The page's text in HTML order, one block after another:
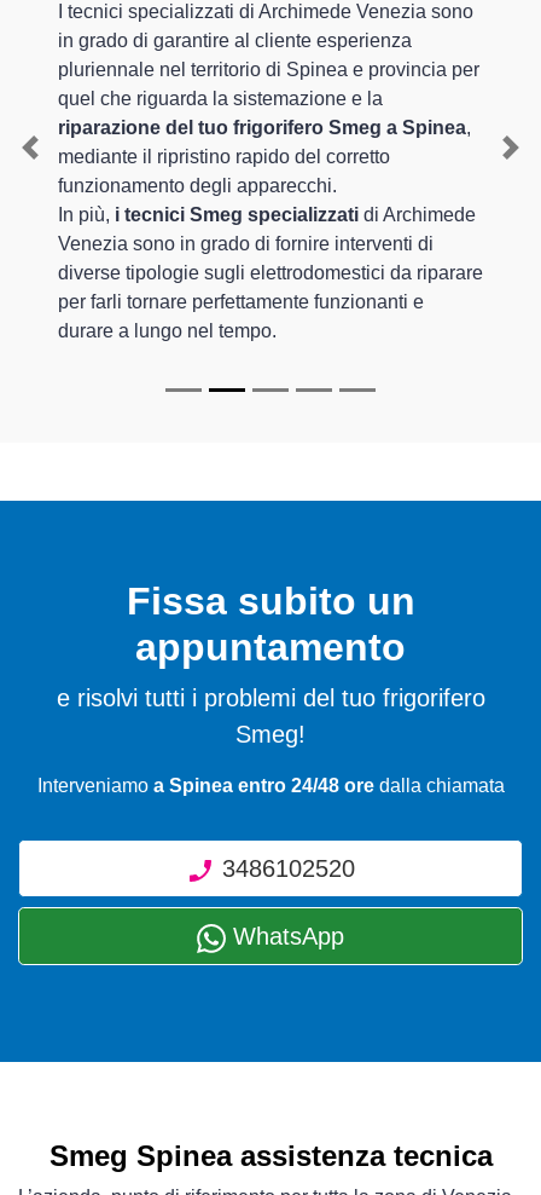
I tecnici specializzati di Archimede Venezia sono
in grado di garantire al cliente esperienza
pluriennale nel territorio di Spinea e provincia per
quel che riguarda la sistemazione e la
riparazione del tuo frigorifero Smeg a Spinea,
mediante il ripristino rapido del corretto
funzionamento degli apparecchi.
In più, i tecnici Smeg specializzati di Archimede
Venezia sono in grado di fornire interventi di
diverse tipologie sugli elettrodomestici da riparare
per farli tornare perfettamente funzionanti e
durare a lungo nel tempo.
Previous
Fissa subito un
appuntamento
e risolvi tutti i problemi del tuo frigorifero
Smeg!
Interveniamo a Spinea entro 24/48 oredalla chiamata
3486102520
WhatsApp
Smeg Spinea assistenza tecnica